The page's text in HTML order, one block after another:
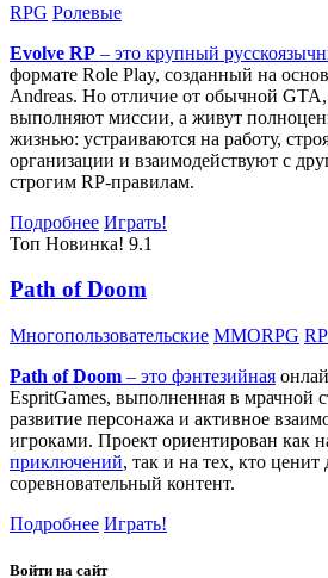
RPG Ролевые
Evolve RP – это крупный
формате Role Play, созданный на
Andreas. Но отличие от обычной GTA,
выполняют миссии, а живут
жизнью: устраиваются на работу,
организации и взаимодействуют с
строгим RP-правилам.
Подробнее Играть!
Топ Новинка! 9.1
Path of Doom
Многопользовательские MMORPG
Path of Doom – это фэнтезийная
EspritGames, выполненная в мрачной
развитие персонажа и активное
игроками. Проект ориентирован как
приключений, так и на тех, кто
соревновательный контент.
Подробнее Играть!
Войти на сайт